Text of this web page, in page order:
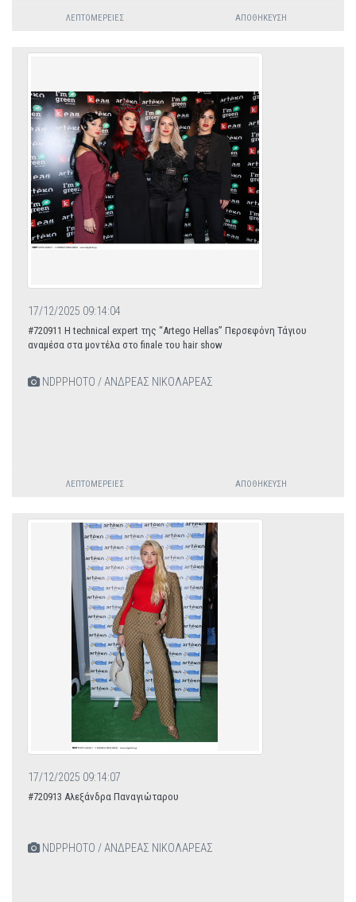
ΛΕΠΤΟΜΈΡΕΙΕΣ ΑΠΟΘΉΚΕΥΣΗ
17/12/2025 09:14:04
#720911 Η technical expert της “Artego Hellas” Περσεφόνη Τάγιου
αναμέσα στα μοντέλα στο finale του hair show
NDPPHOTO / ΑΝΔΡΕΑΣ ΝΙΚΟΛΑΡΕΑΣ
ΛΕΠΤΟΜΈΡΕΙΕΣ ΑΠΟΘΉΚΕΥΣΗ
17/12/2025 09:14:07
#720913 Αλεξάνδρα Παναγιώταρου
NDPPHOTO / ΑΝΔΡΕΑΣ ΝΙΚΟΛΑΡΕΑΣ